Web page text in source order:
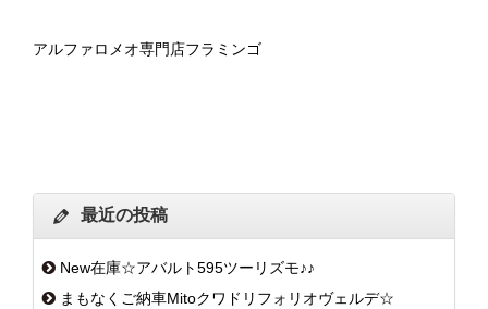
アルファロメオ専門店フラミンゴ
最近の投稿
New在庫☆アバルト595ツーリズモ♪♪
まもなくご納車Mitoクワドリフォリオヴェルデ☆